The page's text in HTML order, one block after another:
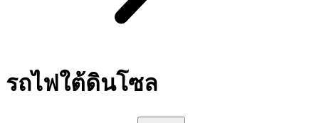
รถไฟใต้ดินโซล